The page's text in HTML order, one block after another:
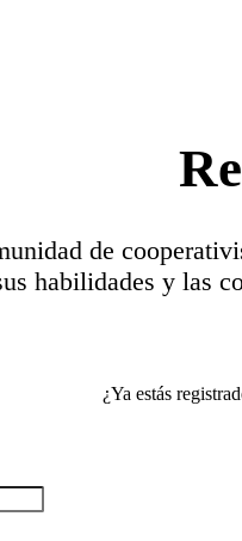
de
habilidades y las
¿Ya estás